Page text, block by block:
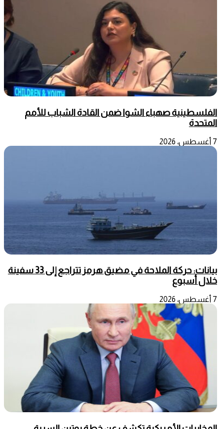
الفلسطينية صهباء الشوا ضمن القادة الشباب للأمم
المتحدة
7 أغسطس، 2026
بيانات: حركة الملاحة في مضيق هرمز تتراجع إلى 33 سفينة
خلال أسبوع
7 أغسطس، 2026